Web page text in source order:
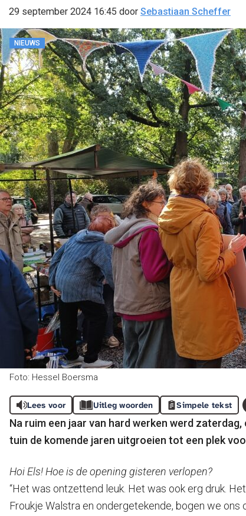
29 september 2024 16:45 door Sebastiaan Scheffer
NIEUWS
Foto: Hessel Boersma
Lees voor Uitleg woorden Simpele tekst
Na ruim een jaar van hard werken werd
tuin de komende jaren uitgroeien tot een plek
Hoi Els! Hoe is de opening gisteren verlopen?
“Het was ontzettend leuk. Het was ook erg druk.
Froukje Walstra en ondergetekende, bogen we